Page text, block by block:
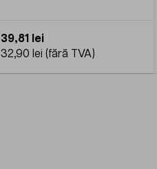
39,81 lei
32,90 lei